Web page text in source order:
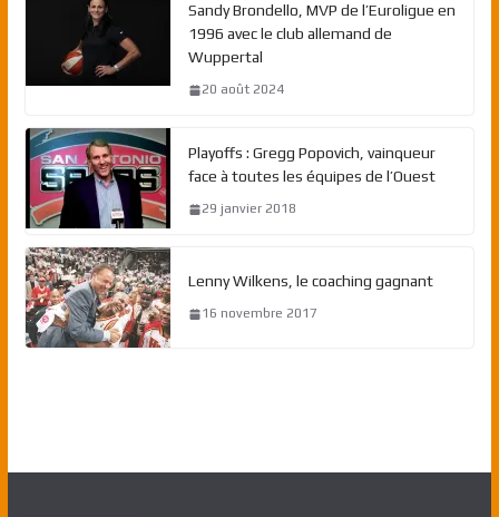
Sandy Brondello, MVP de l’Euroligue en
1996 avec le club allemand de
Wuppertal
20 août 2024
Playoffs : Gregg Popovich, vainqueur
face à toutes les équipes de l’Ouest
29 janvier 2018
Lenny Wilkens, le coaching gagnant
16 novembre 2017